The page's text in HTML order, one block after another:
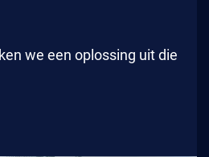
we een oplossing uit die